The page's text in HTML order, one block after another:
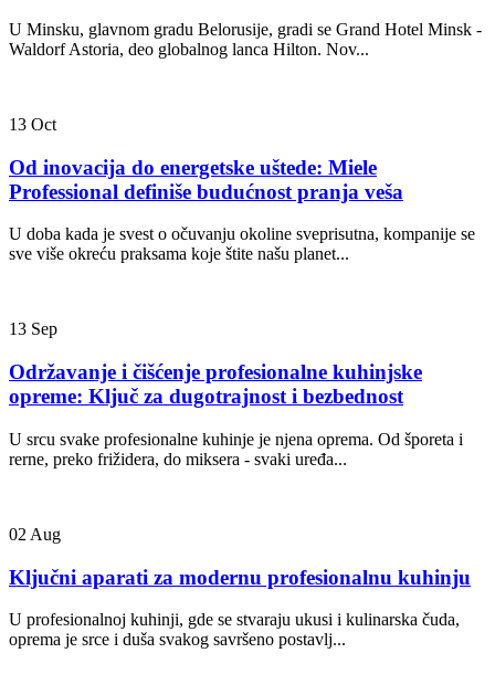
U Minsku, glavnom gradu Belorusije, gradi se Grand Hotel Minsk -
Waldorf Astoria, deo globalnog lanca Hilton. Nov...
13 Oct
Od inovacija do energetske uštede: Miele
Professional definiše budućnost pranja veša
U doba kada je svest o očuvanju okoline sveprisutna, kompanije se
sve više okreću praksama koje štite našu planet...
13 Sep
Održavanje i čišćenje profesionalne kuhinjske
opreme: Ključ za dugotrajnost i bezbednost
U srcu svake profesionalne kuhinje je njena oprema. Od šporeta i
rerne, preko frižidera, do miksera - svaki uređa...
02 Aug
Ključni aparati za modernu profesionalnu kuhinju
U profesionalnoj kuhinji, gde se stvaraju ukusi i kulinarska čuda,
oprema je srce i duša svakog savršeno postavlj...